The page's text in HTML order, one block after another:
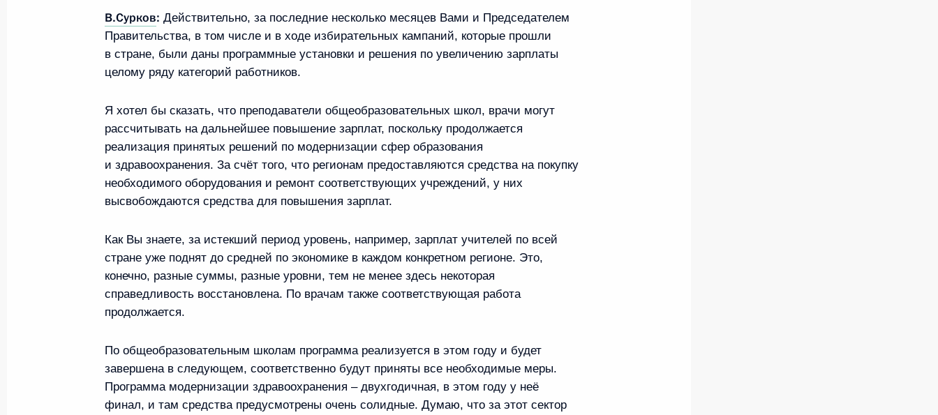
4 апреля 2012 года, 17:30
Объявлена аккредитация журналистов на освещение участия
Сергей Собянин назначен председателем оргкомитета
по подготовке и обеспечению председательства России
14 февраля 2012 года, 16:00
Пресс-конференция по итогам саммита «Группы восьми»
В Довиле завершил работу саммит «Группы восьми»
В.Сурков: Действительно, за последние несколько месяцев Вами и Председателем
Правительства, в том числе и в ходе избирательных кампаний, которые прошли
в стране, были даны программные установки и решения по увеличению зарплаты
целому ряду категорий работников.
Я хотел бы сказать, что преподаватели общеобразовательных школ, врачи могут
рассчитывать на дальнейшее повышение зарплат, поскольку продолжается
реализация принятых решений по модернизации сфер образования
и здравоохранения. За счёт того, что регионам предоставляются средства на покупку
необходимого оборудования и ремонт соответствующих учреждений, у них
высвобождаются средства для повышения зарплат.
Как Вы знаете, за истекший период уровень, например, зарплат учителей по всей
стране уже поднят до средней по экономике в каждом конкретном регионе. Это,
конечно, разные суммы, разные уровни, тем не менее здесь некоторая
справедливость восстановлена. По врачам также соответствующая работа
продолжается.
По общеобразовательным школам программа реализуется в этом году и будет
завершена в следующем, соответственно будут приняты все необходимые меры.
Программа модернизации здравоохранения – двухгодичная, в этом году у неё
финал, и там средства предусмотрены очень солидные. Думаю, что за этот сектор